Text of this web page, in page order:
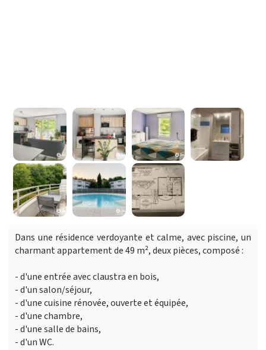
Dans une résidence verdoyante et calme, avec piscine, un
charmant appartement de 49 m², deux pièces, composé :
- d'une entrée avec claustra en bois,
- d'un salon/séjour,
- d'une cuisine rénovée, ouverte et équipée,
- d'une chambre,
- d'une salle de bains,
- d'un WC.